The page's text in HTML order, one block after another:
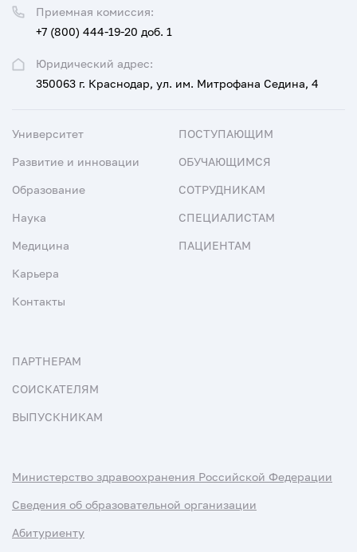
Юридический адрес:
350063 г. Краснодар, ул. им. Митрофана Седина, 4
Приемная комиссия:
+7 (800) 444-19-20 доб. 1
Университет
Развитие и инновации
Образование
Наука
Медицина
Карьера
Контакты
ПОСТУПАЮЩИМ
ОБУЧАЮЩИМСЯ
СОТРУДНИКАМ
СПЕЦИАЛИСТАМ
ПАЦИЕНТАМ
ПАРТНЕРАМ
СОИСКАТЕЛЯМ
ВЫПУСКНИКАМ
Министерство здравоохранения Российской Федерации
Сведения об образовательной организации
Абитуриенту